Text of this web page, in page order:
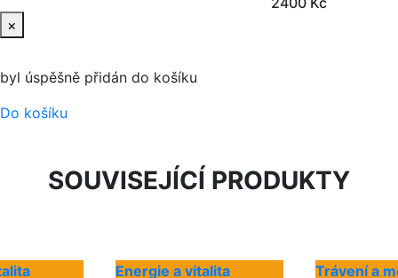
×
byl úspěšně přidán do košíku
Do košíku
SOUVISEJÍCÍ PRODUKTY
Energie a vitalita Trávení a